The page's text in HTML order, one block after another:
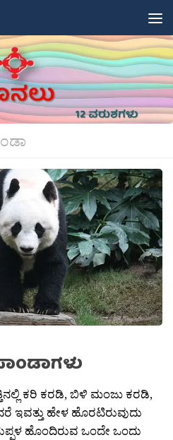
ಕರಿ ಕರಡಿ, ಬಿಳಿ ಮಂಜು ಕರಡಿ,
ಇವತ್ತು ಹೇಳ ಹೊರಟಿರುವುದು
ಹೊಂದಿರುವ ಒಂದೇ ಒಂದು